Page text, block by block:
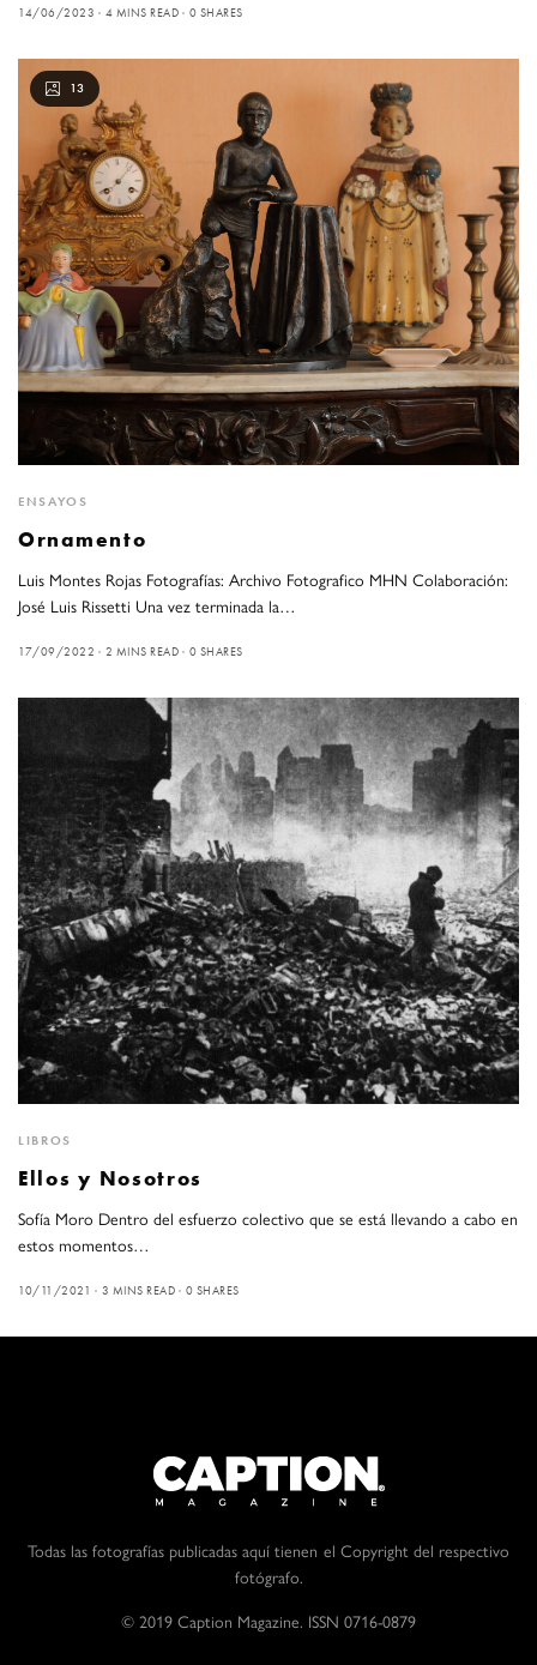
14/06/2023 4 MINS READ 0 SHARES
13
ENSAYOS
Ornamento
Luis Montes Rojas Fotografías: Archivo Fotografico MHN Colaboración:
José Luis Rissetti Una vez terminada la…
17/09/2022 2 MINS READ 0 SHARES
LIBROS
Ellos y Nosotros
Sofía Moro Dentro del esfuerzo colectivo que se está llevando a cabo en
estos momentos…
10/11/2021 3 MINS READ 0 SHARES
Todas las fotografías publicadas aquí tienen el Copyright del respectivo
fotógrafo.
© 2019 Caption Magazine. ISSN 0716-0879